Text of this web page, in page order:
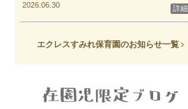
2026.06.30 詳細
エクレスすみれ保育園のお知らせ一覧